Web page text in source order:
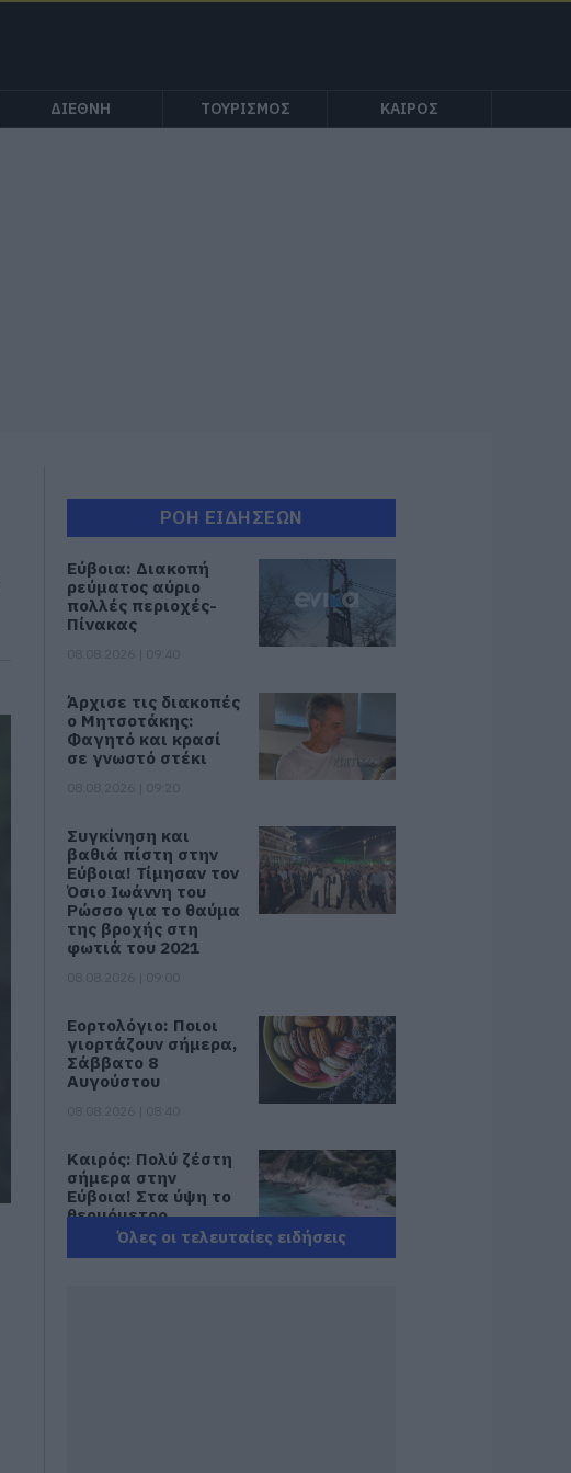
ΔΙΕΘΝΗ ΤΟΥΡΙΣΜΟΣ ΚΑΙΡΟΣ
ΡΟΗ ΕΙΔΗΣΕΩΝ
Εύβοια: Διακοπή
ρεύματος αύριο
πολλές περιοχές-
Πίνακας
Άρχισε τις διακοπές
ο Μητσοτάκης:
Φαγητό και κρασί
σε γνωστό στέκι
Συγκίνηση και
βαθιά πίστη στην
Εύβοια! Τίμησαν τον
Όσιο Ιωάννη του
Ρώσσο για το θαύμα
της βροχής στη
φωτιά του 2021
Εορτολόγιο: Ποιοι
γιορτάζουν σήμερα,
Σάββατο 8
Αυγούστου
Καιρός: Πολύ ζέστη
σήμερα στην
Εύβοια! Στα ύψη το
θερμόμετρο
08.08.2026 | 08:20
Όλες οι τελευταίες ειδήσεις